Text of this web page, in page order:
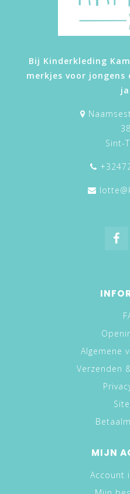
Bij Kinderkleding
merkjes voor jongens
Sint-
Algemene
Verzenden
MIJN
Account